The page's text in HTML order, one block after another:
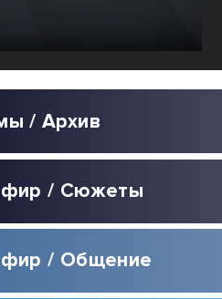
/ Архив
/ Сюжеты
/ Общение